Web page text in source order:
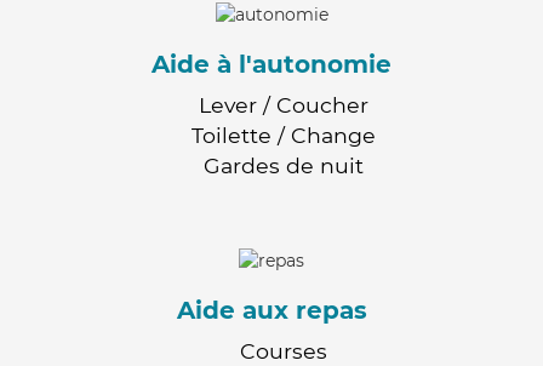
Aide à l'autonomie
Lever / Coucher
Toilette / Change
Gardes de nuit
Aide aux repas
Courses